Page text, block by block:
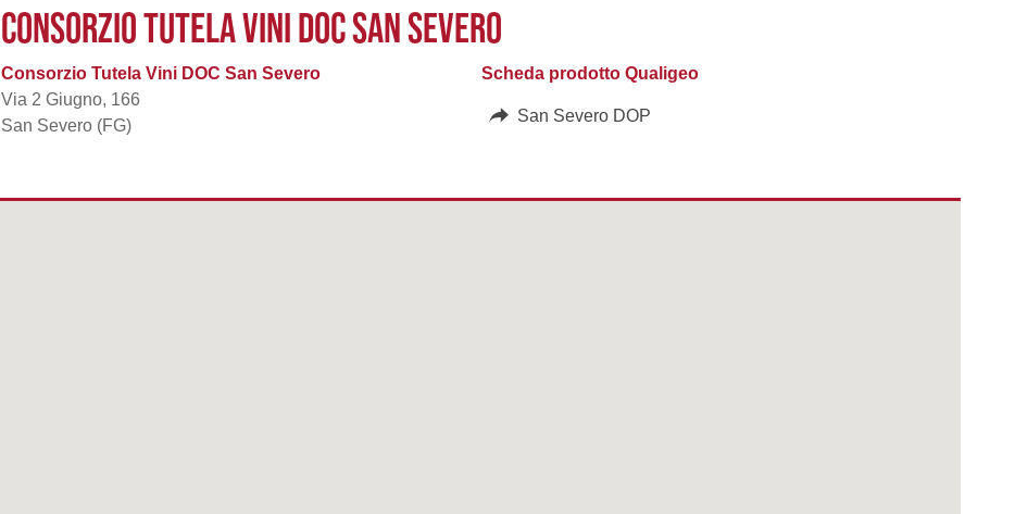
CONSORZIO TUTELA VINI DOC SAN SEVERO
Consorzio Tutela Vini DOC San Severo
Via 2 Giugno, 166
San Severo (FG)
Scheda prodotto Qualigeo
San Severo DOP